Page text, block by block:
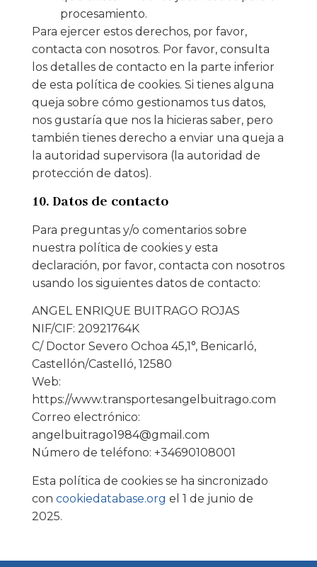
procesamiento.
Para ejercer estos derechos, por favor,
contacta con nosotros. Por favor, consulta
los detalles de contacto en la parte inferior
de esta política de cookies. Si tienes alguna
queja sobre cómo gestionamos tus datos,
nos gustaría que nos la hicieras saber, pero
también tienes derecho a enviar una queja a
la autoridad supervisora (la autoridad de
protección de datos).
10. Datos de contacto
Para preguntas y/o comentarios sobre
nuestra política de cookies y esta
declaración, por favor, contacta con nosotros
usando los siguientes datos de contacto:
ANGEL ENRIQUE BUITRAGO ROJAS
NIF/CIF: 20921764K
C/ Doctor Severo Ochoa 45,1°, Benicarló,
Castellón/Castelló, 12580
Web:
https://www.transportesangelbuitrago.com
Correo electrónico:
angelbuitrago1984@gmail.com
Número de teléfono: +34690108001
Esta política de cookies se ha sincronizado
con cookiedatabase.org el 1 de junio de
2025.